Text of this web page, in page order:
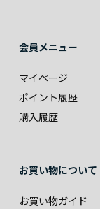
会員メニュー
マイページ
ポイント履歴
購入履歴
お買い物について
お買い物ガイド